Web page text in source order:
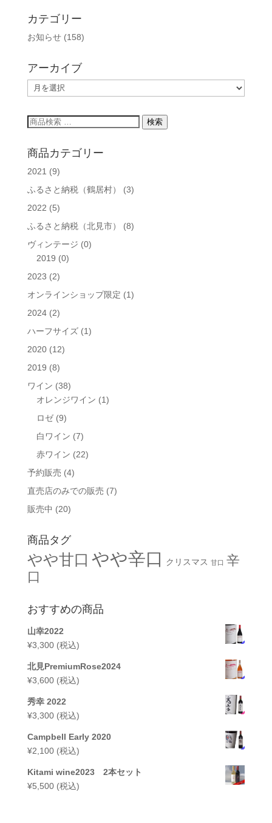
カテゴリー
お知らせ(158)
アーカイブ
ー
カ
イ
検
対
検索
商品カテゴリー
2021 (9)
ふるさと納税（鶴居村）
(3)
2022 (5)
ふるさと納税（北見市）
(8)
ヴィンテージ (0)
2019 (0)
2023 (2)
オンラインショップ限定 (1)
2024 (2)
ハーフサイズ (1)
2020 (12)
2019 (8)
ワイン (38)
オレンジワイン (1)
ロゼ (9)
白ワイン (7)
赤ワイン (22)
予約販売 (4)
直売店のみでの販売 (7)
販売中 (20)
商品タグ
やや甘口 やや辛口 クリスマス 甘口 辛
口
おすすめの商品
山幸2022
¥3,300 (税込)
北見PremiumRose2024
¥3,600 (税込)
秀幸 2022
¥3,300 (税込)
Campbell Early 2020
¥2,100 (税込)
Kitami wine2023 2本セット
¥5,500 (税込)